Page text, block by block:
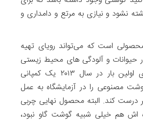
نشود و نیازی به مرتع و دامداری و
است که می‌تواند رویای تهیه
حیوانات و آلودگی های محیط زیستی
را محقق کند. برای اولین بار در سال ۲۰۱۳ یک کمپانی
مصنوعی را در آزمایشگاه به عمل
درست کند. البته محصول نهایی چربی
هم خیلی شبیه گوشت گاو نبود،